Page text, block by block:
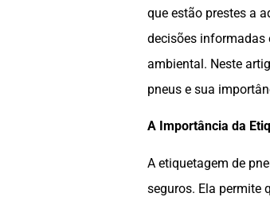
que estão prestes a
decisões informadas
ambiental. Neste
pneus e sua
A Importância da
A etiquetagem de
seguros. Ela permite